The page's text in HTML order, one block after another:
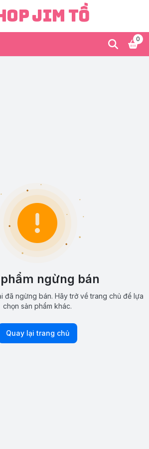
Jim Tồ
0
ngừng bán
đã ngừng bán. Hãy trở về trang chủ để lựa
chọn sản phẩm khác.
Quay lại trang chủ